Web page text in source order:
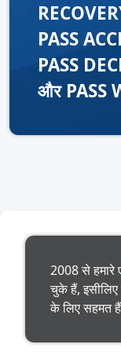
PASS
PASS
और PASS
2008 से हमारे
चुके हैं,
के लिए सहमत